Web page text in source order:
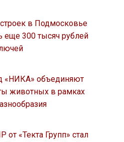
в Подмосковье
еще 300 тысяч рублей
«НИКА» объединяют
животных в рамках
от «Текта Групп» стал